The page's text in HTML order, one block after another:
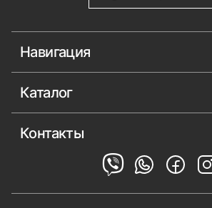
Навигация
Каталог
Контакты